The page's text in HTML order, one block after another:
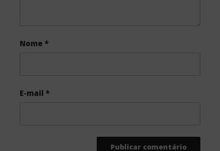
Nome *
E-mail *